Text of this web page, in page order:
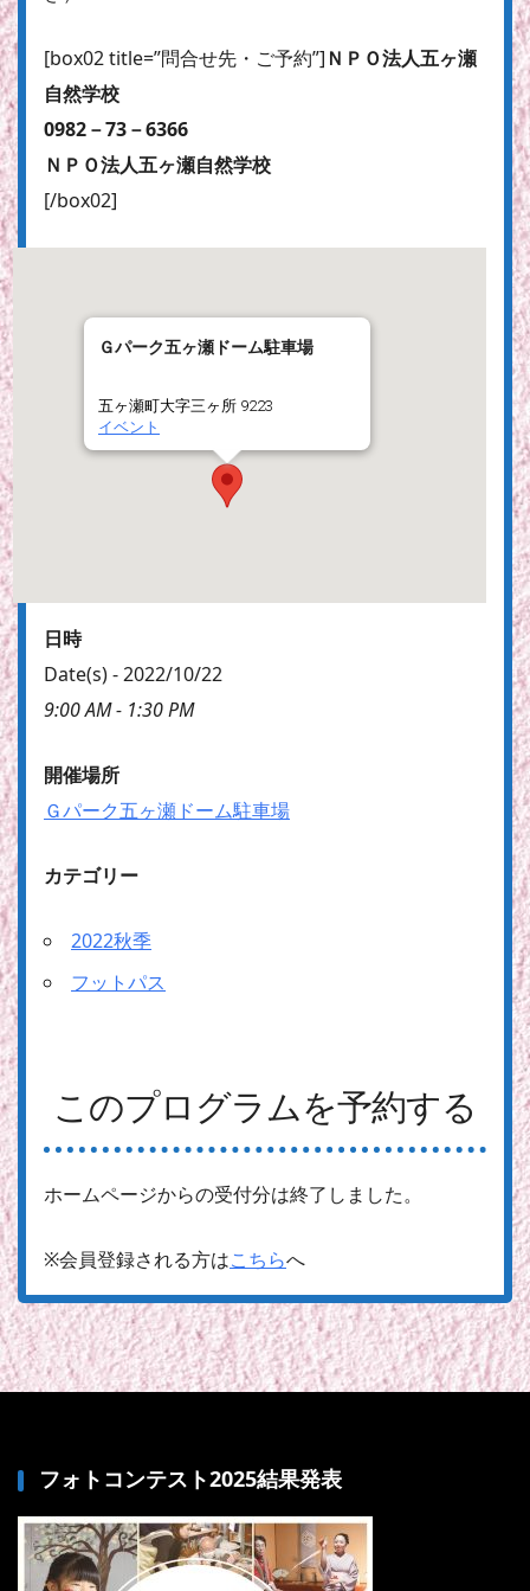
[box02 title=”問合せ先・ご予約”] ＮＰＯ法人五ヶ瀬
自然学校
0982－73－6366
ＮＰＯ法人五ヶ瀬自然学校
[/box02]
Ｇパーク五ヶ瀬ドーム駐車場
五ヶ瀬町大字三ヶ所 9223
イベント
日時
Date(s) - 2022/10/22
9:00 AM - 1:30 PM
開催場所
Ｇパーク五ヶ瀬ドーム駐車場
カテゴリー
2022秋季
フットパス
このプログラムを予約する
ホームページからの受付分は終了しました。
※会員登録される方はこちらへ
フォトコンテスト2025結果発表